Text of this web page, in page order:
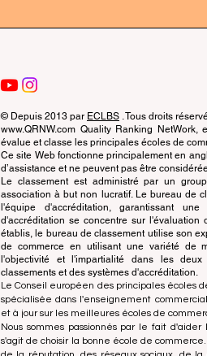
© Depuis 2013 par ECLBS . Tous droits
www.QRNW.com Quality Ranking
évalue et classe les principales écoles de
Ce site Web fonctionne principalement en
d’assistance et ne peuvent pas être
Le classement est administré par un
association à but non lucratif. Le bureau de
l'équipe d'accréditation, garantissant
d'accréditation se concentre sur
établis, le bureau de classement utilise son
de commerce en utilisant une variété de
l'objectivité et l'impartialité dans les
classements et des systèmes d'accréditation.
Le Conseil européen des principales écoles
spécialisée dans l'enseignement
et à jour sur les meilleures écoles de
Nous sommes passionnés par le fait
s'agit de choisir la bonne école de